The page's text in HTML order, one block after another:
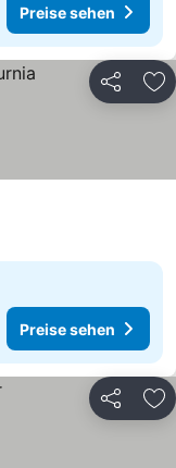
Preise sehen
Teilen
Preise sehen
Teilen